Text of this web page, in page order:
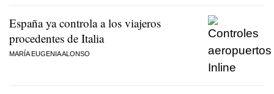
España ya controla a los viajeros
procedentes de Italia
MARÍA EUGENIA ALONSO